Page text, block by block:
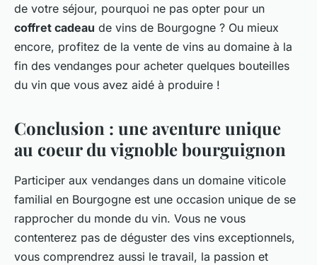
de votre séjour, pourquoi ne pas opter pour un
coffret cadeau de vins de Bourgogne ? Ou mieux
encore, profitez de la vente de vins au domaine à la
fin des vendanges pour acheter quelques bouteilles
du vin que vous avez aidé à produire !
Conclusion : une aventure unique
au coeur du vignoble bourguignon
Participer aux vendanges dans un domaine viticole
familial en Bourgogne est une occasion unique de se
rapprocher du monde du vin. Vous ne vous
contenterez pas de déguster des vins exceptionnels,
vous comprendrez aussi le travail, la passion et